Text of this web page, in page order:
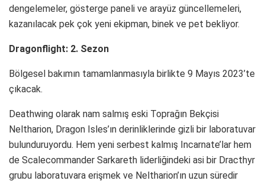
dengelemeler, gösterge paneli ve arayüz güncellemeleri,
kazanılacak pek çok yeni ekipman, binek ve pet bekliyor.
Dragonflight: 2. Sezon
Bölgesel bakımın tamamlanmasıyla birlikte 9 Mayıs 2023’te
çıkacak.
Deathwing olarak nam salmış eski Toprağın Bekçisi
Neltharion, Dragon Isles’ın derinliklerinde gizli bir laboratuvar
bulunduruyordu. Hem yeni serbest kalmış Incarnate’lar hem
de Scalecommander Sarkareth liderliğindeki asi bir Dracthyr
grubu laboratuvara erişmek ve Neltharion’ın uzun süredir